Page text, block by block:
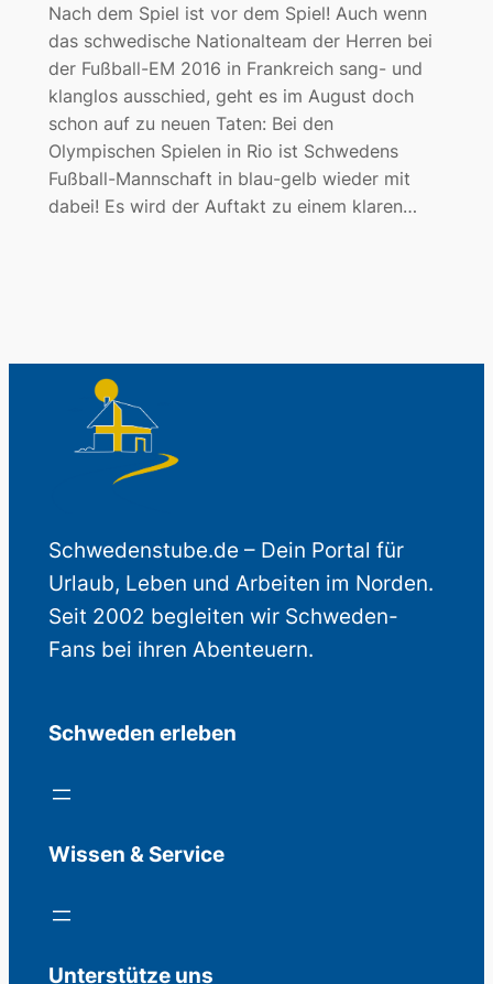
Nach dem Spiel ist vor dem Spiel! Auch wenn
das schwedische Nationalteam der Herren bei
der Fußball-EM 2016 in Frankreich sang- und
klanglos ausschied, geht es im August doch
schon auf zu neuen Taten: Bei den
Olympischen Spielen in Rio ist Schwedens
Fußball-Mannschaft in blau-gelb wieder mit
dabei! Es wird der Auftakt zu einem klaren…
Schwedenstube.de – Dein Portal für
Urlaub, Leben und Arbeiten im Norden.
Seit 2002 begleiten wir Schweden-
Fans bei ihren Abenteuern.
Schweden erleben
Wissen & Service
Unterstütze uns